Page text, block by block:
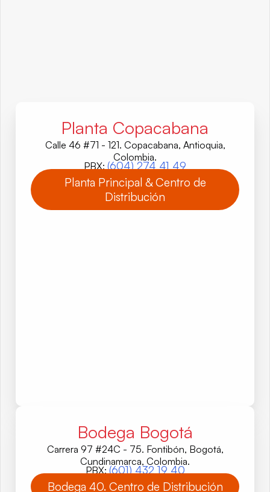
Planta Copacabana
Calle 46 #71 - 121. Copacabana, Antioquia,
Colombia.
PBX: (604) 274 41 49
Planta Principal & Centro de
Distribución
Bodega Bogotá
Carrera 97 #24C - 75. Fontibón, Bogotá,
Cundinamarca, Colombia.
PBX: (601) 432 19 40
Bodega 40. Centro de Distribución